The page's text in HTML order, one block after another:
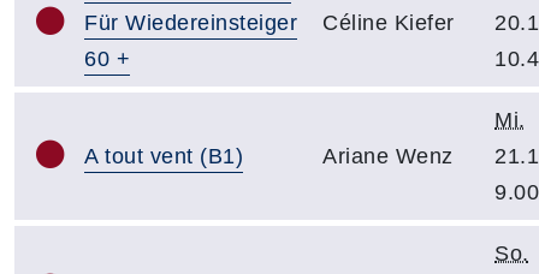
Für Wiedereinsteiger
60 +
Céline Kiefer
A tout vent (B1) Ariane Wenz
Mi.
So.